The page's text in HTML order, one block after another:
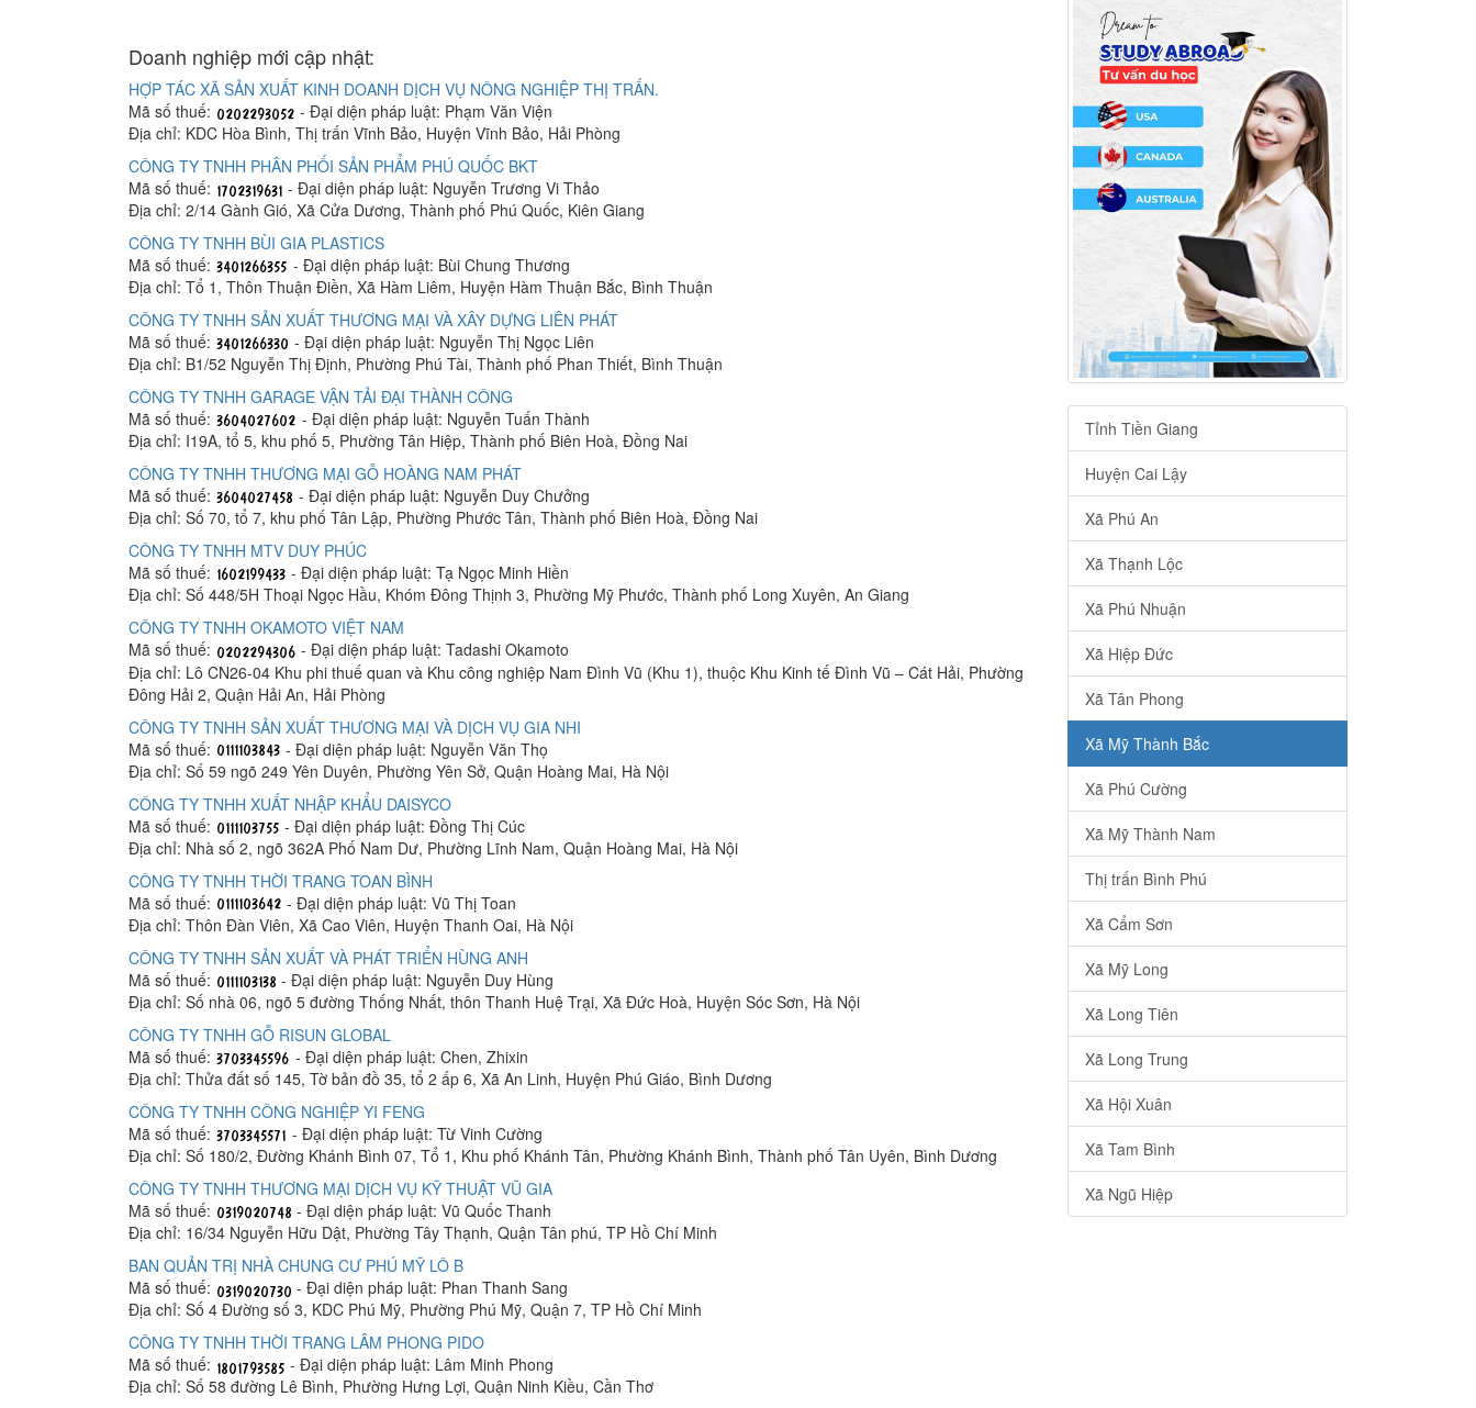
Doanh nghiệp mới cập nhật:
HỢP TÁC XÃ SẢN XUẤT KINH DOANH DỊCH VỤ NÔNG NGHIỆP THỊ TRẤN.
Mã số thuế:
- Đại diện pháp luật: Phạm Văn Viện
Địa chỉ: KDC Hòa Bình, Thị trấn Vĩnh Bảo, Huyện Vĩnh Bảo, Hải Phòng
CÔNG TY TNHH PHÂN PHỐI SẢN PHẨM PHÚ QUỐC BKT
Mã số thuế:
- Đại diện pháp luật: Nguyễn Trương Vi Thảo
Địa chỉ: 2/14 Gành Gió, Xã Cửa Dương, Thành phố Phú Quốc, Kiên Giang
CÔNG TY TNHH BÙI GIA PLASTICS
Mã số thuế:
- Đại diện pháp luật: Bùi Chung Thương
Địa chỉ: Tổ 1, Thôn Thuận Điền, Xã Hàm Liêm, Huyện Hàm Thuận Bắc, Bình Thuận
CÔNG TY TNHH SẢN XUẤT THƯƠNG MẠI VÀ XÂY DỰNG LIÊN PHÁT
Mã số thuế:
- Đại diện pháp luật: Nguyễn Thị Ngọc Liên
Địa chỉ: B1/52 Nguyễn Thị Định, Phường Phú Tài, Thành phố Phan Thiết, Bình Thuận
CÔNG TY TNHH GARAGE VẬN TẢI ĐẠI THÀNH CÔNG
Mã số thuế:
- Đại diện pháp luật: Nguyễn Tuấn Thành
Địa chỉ: I19A, tổ 5, khu phố 5, Phường Tân Hiệp, Thành phố Biên Hoà, Đồng Nai
CÔNG TY TNHH THƯƠNG MẠI GỖ HOÀNG NAM PHÁT
Mã số thuế:
- Đại diện pháp luật: Nguyễn Duy Chưởng
Địa chỉ: Số 70, tổ 7, khu phố Tân Lập, Phường Phước Tân, Thành phố Biên Hoà, Đồng Nai
CÔNG TY TNHH MTV DUY PHÚC
Mã số thuế:
- Đại diện pháp luật: Tạ Ngọc Minh Hiền
Địa chỉ: Số 448/5H Thoại Ngọc Hầu, Khóm Đông Thịnh 3, Phường Mỹ Phước, Thành phố Long Xuyên, An Giang
CÔNG TY TNHH OKAMOTO VIỆT NAM
Mã số thuế:
- Đại diện pháp luật: Tadashi Okamoto
Địa chỉ: Lô CN26-04 Khu phi thuế quan và Khu công nghiệp Nam Đình Vũ (Khu 1), thuộc Khu Kinh tế Đình Vũ – Cát Hải, Phường
Đông Hải 2, Quận Hải An, Hải Phòng
CÔNG TY TNHH SẢN XUẤT THƯƠNG MẠI VÀ DỊCH VỤ GIA NHI
Mã số thuế:
- Đại diện pháp luật: Nguyễn Văn Thọ
Địa chỉ: Số 59 ngõ 249 Yên Duyên, Phường Yên Sở, Quận Hoàng Mai, Hà Nội
CÔNG TY TNHH XUẤT NHẬP KHẨU DAISYCO
Mã số thuế:
- Đại diện pháp luật: Đồng Thị Cúc
Địa chỉ: Nhà số 2, ngõ 362A Phố Nam Dư, Phường Lĩnh Nam, Quận Hoàng Mai, Hà Nội
CÔNG TY TNHH THỜI TRANG TOAN BÌNH
Mã số thuế:
- Đại diện pháp luật: Vũ Thị Toan
Địa chỉ: Thôn Đàn Viên, Xã Cao Viên, Huyện Thanh Oai, Hà Nội
CÔNG TY TNHH SẢN XUẤT VÀ PHÁT TRIỂN HÙNG ANH
Mã số thuế:
- Đại diện pháp luật: Nguyễn Duy Hùng
Địa chỉ: Số nhà 06, ngõ 5 đường Thống Nhất, thôn Thanh Huệ Trại, Xã Đức Hoà, Huyện Sóc Sơn, Hà Nội
CÔNG TY TNHH GỖ RISUN GLOBAL
Mã số thuế:
- Đại diện pháp luật: Chen, Zhixin
Địa chỉ: Thửa đất số 145, Tờ bản đồ 35, tổ 2 ấp 6, Xã An Linh, Huyện Phú Giáo, Bình Dương
CÔNG TY TNHH CÔNG NGHIỆP YI FENG
Mã số thuế:
- Đại diện pháp luật: Từ Vinh Cường
Địa chỉ: Số 180/2, Đường Khánh Bình 07, Tổ 1, Khu phố Khánh Tân, Phường Khánh Bình, Thành phố Tân Uyên, Bình Dương
CÔNG TY TNHH THƯƠNG MẠI DỊCH VỤ KỸ THUẬT VŨ GIA
Mã số thuế:
- Đại diện pháp luật: Vũ Quốc Thanh
Địa chỉ: 16/34 Nguyễn Hữu Dật, Phường Tây Thạnh, Quận Tân phú, TP Hồ Chí Minh
BAN QUẢN TRỊ NHÀ CHUNG CƯ PHÚ MỸ LÔ B
Mã số thuế:
- Đại diện pháp luật: Phan Thanh Sang
Địa chỉ: Số 4 Đường số 3, KDC Phú Mỹ, Phường Phú Mỹ, Quận 7, TP Hồ Chí Minh
CÔNG TY TNHH THỜI TRANG LÂM PHONG PIDO
Mã số thuế:
- Đại diện pháp luật: Lâm Minh Phong
Địa chỉ: Số 58 đường Lê Bình, Phường Hưng Lợi, Quận Ninh Kiều, Cần Thơ
Tỉnh Tiền Giang
Huyện Cai Lậy
Xã Phú An
Xã Thạnh Lộc
Xã Phú Nhuận
Xã Hiệp Đức
Xã Tân Phong
Xã Mỹ Thành Bắc
Xã Phú Cường
Xã Mỹ Thành Nam
Thị trấn Bình Phú
Xã Cẩm Sơn
Xã Mỹ Long
Xã Long Tiên
Xã Long Trung
Xã Hội Xuân
Xã Tam Bình
Xã Ngũ Hiệp